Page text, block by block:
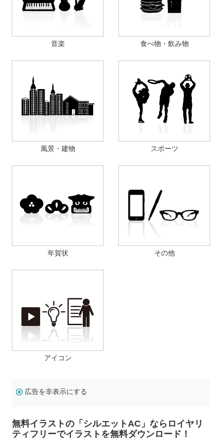
音楽 食べ物・飲み物
風景・建物 スポーツ
年賀状 その他
アイコン
広告を非表示にする
無料イラストの「シルエットAC」ならロイヤリ
ティフリーでイラストを無料ダウンロード！